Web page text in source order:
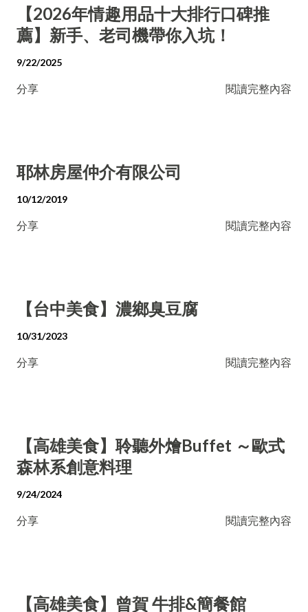
【2026年情趣用品十大排行口碑推
薦】新手、老司機帶你入坑！
9/22/2025
分享 閱讀完整內容
耶林房屋仲介有限公司
10/12/2019
分享 閱讀完整內容
【台中美食】濃鄉臭豆腐
10/31/2023
分享 閱讀完整內容
【高雄美食】聆聽外燴Buffet ～歐式
森林系創意料理
9/24/2024
分享 閱讀完整內容
【高雄美食】曾賀 牛排&簡餐館